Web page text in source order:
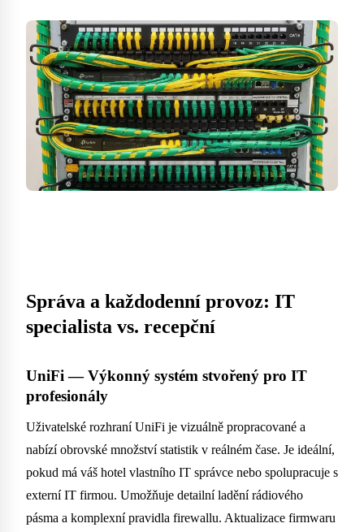
Správa a každodenní provoz: IT
specialista vs. recepční
UniFi — Výkonný systém stvořený pro IT
profesionály
Uživatelské rozhraní UniFi je vizuálně propracované a
nabízí obrovské množství statistik v reálném čase. Je ideální,
pokud má váš hotel vlastního IT správce nebo spolupracuje s
externí IT firmou. Umožňuje detailní ladění rádiového
pásma a komplexní pravidla firewallu. Aktualizace firmwaru